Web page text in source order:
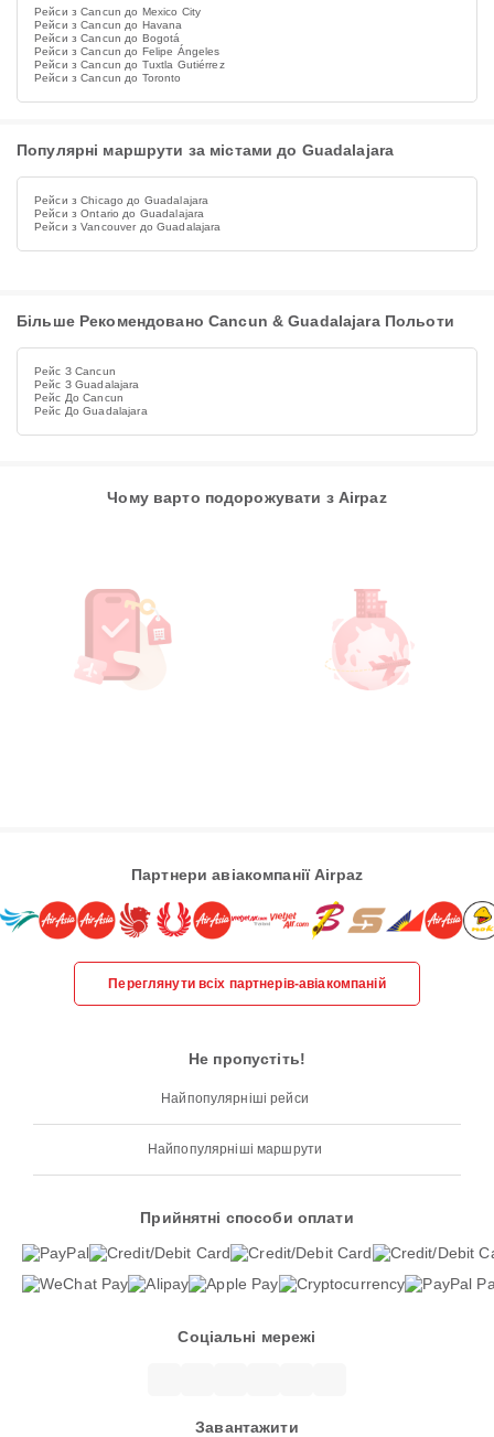
Рейси з Cancun до Mexico City
Рейси з Cancun до Havana
Рейси з Cancun до Bogotá
Рейси з Cancun до Felipe Ángeles
Рейси з Cancun до Tuxtla Gutiérrez
Рейси з Cancun до Toronto
Популярні маршрути за містами до Guadalajara
Рейси з Chicago до Guadalajara
Рейси з Ontario до Guadalajara
Рейси з Vancouver до Guadalajara
Більше Рекомендовано Cancun & Guadalajara Польоти
Рейс З Cancun
Рейс З Guadalajara
Рейс До Cancun
Рейс До Guadalajara
Чому варто подорожувати з Airpaz
Партнери авіакомпанії Airpaz
Переглянути всіх партнерів-авіакомпаній
Не пропустіть!
Найпопулярніші рейси
Найпопулярніші маршрути
Прийнятні способи оплати
Соціальні мережі
Завантажити